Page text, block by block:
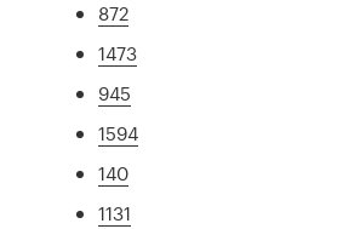
872
1473
945
1594
140
1131